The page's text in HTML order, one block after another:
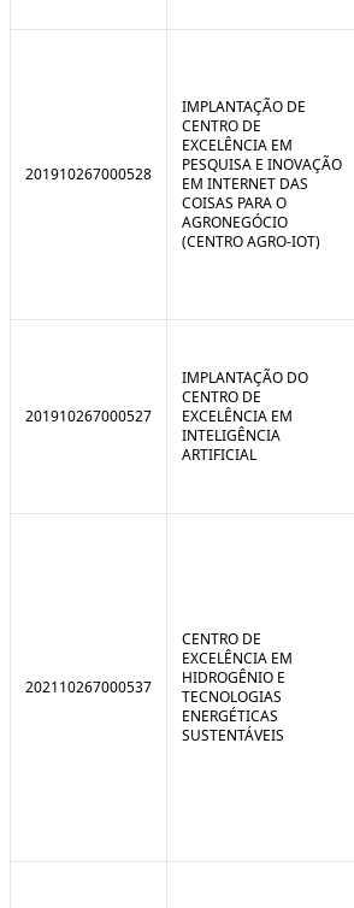
201910267000528
IMPLANTAÇÃO DE
CENTRO DE
EXCELÊNCIA EM
PESQUISA E INOVAÇÃO
EM INTERNET DAS
COISAS PARA O
AGRONEGÓCIO
(CENTRO AGRO-IOT)
201910267000527
IMPLANTAÇÃO DO
CENTRO DE
EXCELÊNCIA EM
INTELIGÊNCIA
ARTIFICIAL
202110267000537
CENTRO DE
EXCELÊNCIA EM
HIDROGÊNIO E
TECNOLOGIAS
ENERGÉTICAS
SUSTENTÁVEIS